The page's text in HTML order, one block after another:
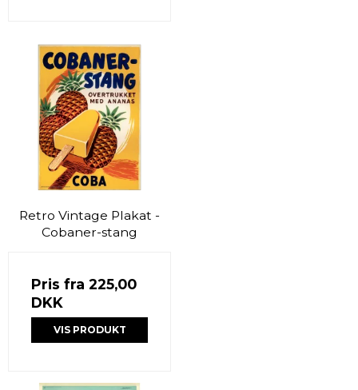
Retro Vintage Plakat -
Cobaner-stang
Pris fra 225,00
DKK
VIS PRODUKT